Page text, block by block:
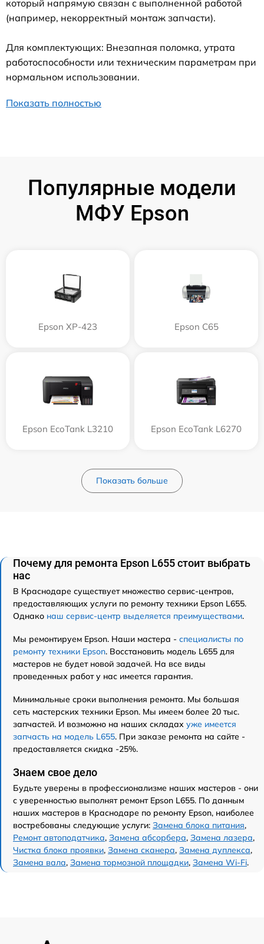
который напрямую связан с выполненной работой
(например, некорректный монтаж запчасти).
Для комплектующих: Внезапная поломка, утрата
работоспособности или техническим параметрам при
нормальном использовании.
Показать полностью
Популярные модели
МФУ Epson
Epson XP-423 Epson C65
Epson EcoTank L3210 Epson EcoTank L6270
Показать больше
Почему для ремонта Epson L655 стоит выбрать
нас
В Краснодаре существует множество сервис-центров,
предоставляющих услуги по ремонту техники Epson L655.
Однако наш сервис-центр выделяется преимуществами.
Мы ремонтируем Epson. Наши мастера - специалисты по
ремонту техники Epson. Восстановить модель L655 для
мастеров не будет новой задачей. На все виды
проведенных работ у нас имеется гарантия.
Минимальные сроки выполнения ремонта. Мы большая
сеть мастерских техники Epson. Мы имеем более 20 тыс.
запчастей. И возможно на наших складах уже имеется
запчасть на модель L655. При заказе ремонта на сайте -
предоставляется скидка -25%.
Знаем свое дело
Будьте уверены в профессионализме наших мастеров - они
с уверенностью выполнят ремонт Epson L655. По данным
наших мастеров в Краснодаре по ремонту Epson, наиболее
востребованы следующие услуги: Замена блока питания,
Ремонт автоподатчика, Замена абсорбера, Замена лазера,
Чистка блока проявки, Замена сканера, Замена дуплекса,
Замена вала, Замена тормозной площадки, Замена Wi-Fi.